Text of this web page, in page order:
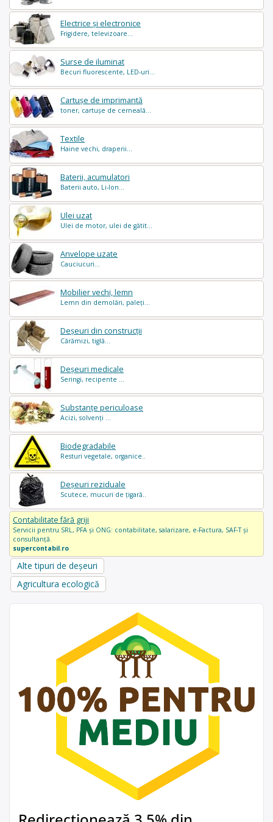
Electrice și electronice
Frigidere, televizoare...
Surse de iluminat
Becuri fluorescente, LED-uri...
Cartușe de imprimantă
toner, cartușe de cerneală...
Textile
Haine vechi, draperii...
Baterii, acumulatori
Baterii auto, Li-Ion...
Ulei uzat
Ulei de motor, ulei de gătit...
Anvelope uzate
Cauciucuri...
Mobilier vechi, lemn
Lemn din demolări, paleți...
Deșeuri din construcții
Cărămizi, tiglă...
Deșeuri medicale
Seringi, recipente ...
Substanțe periculoase
Acizi, solvenți ...
Biodegradabile
Resturi vegetale, organice..
Deșeuri reziduale
Scutece, mucuri de țigară..
Contabilitate fără griji
Servicii pentru SRL, PFA și ONG: contabilitate, salarizare, e-Factura, SAF-T și
consultanță.
supercontabil.ro
Alte tipuri de deșeuri
Agricultura ecologică